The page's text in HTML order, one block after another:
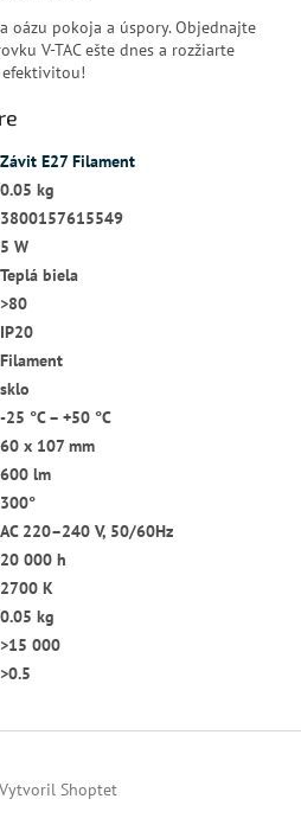
oázu pokoja a úspory. Objednajte
V-TAC ešte dnes a rozžiarte
efektivitou!
Závit E27 Filament
0.05 kg
3800157615549
5 W
Teplá biela
>80
IP20
Filament
sklo
-25 °C – +50 °C
60 x 107 mm
600 lm
300°
AC 220–240 V, 50/60Hz
20 000 h
2700 K
0.05 kg
>15 000
>0.5
Vytvoril Shoptet